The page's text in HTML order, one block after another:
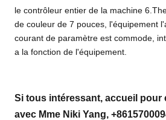
le contrôleur entier de la machine
de couleur de 7 pouces, l'équipement
courant de paramètre est commode,
a la fonction de l'équipement.
Si tous intéressant, accueil pour
avec Mme Niki Yang,